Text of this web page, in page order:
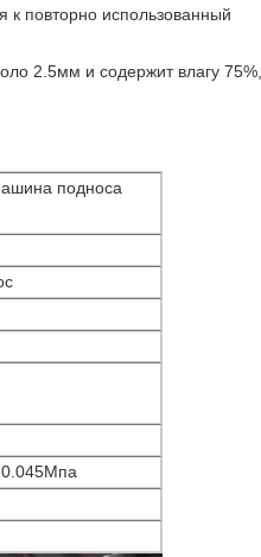
к повторно использованный
2.5мм и содержит влагу 75%,
подноса
0.045Мпа